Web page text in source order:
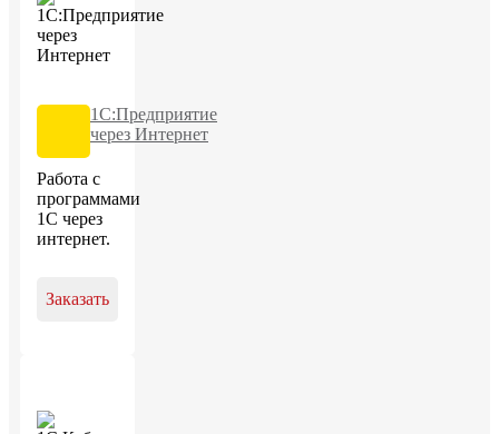
1С:Предприятие
через Интернет
Работа с
программами
1С через
интернет.
Заказать